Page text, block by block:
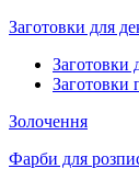
Заготовки для
Заготовки
Заготовки
Золочення
Фарби для